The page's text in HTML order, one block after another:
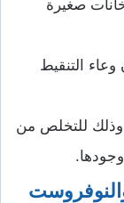
صغيرة
التنقيط
وذلك للتخلص من